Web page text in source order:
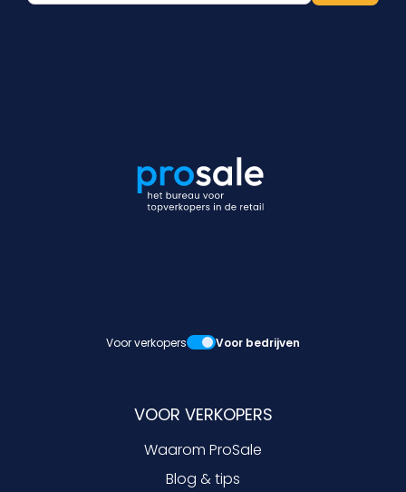
Voor verkopers Voor bedrijven
VOOR VERKOPERS
Waarom ProSale
Blog & tips